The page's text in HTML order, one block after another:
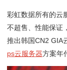
彩虹数据所有的云
不超售、性能保证
推出韩国CN2 GIA
ps云服务器方案年